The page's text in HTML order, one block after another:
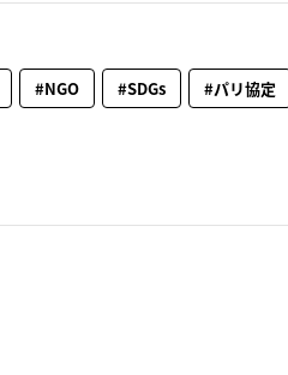
#NGO #SDGs #パリ協定